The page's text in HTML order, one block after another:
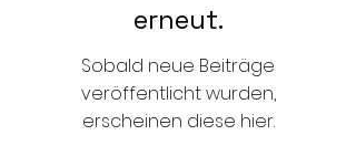
erneut.
Sobald neue Beiträge
veröffentlicht wurden,
erscheinen diese hier.